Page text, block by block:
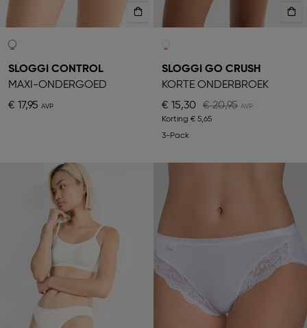
SLOGGI CONTROL
MAXI-ONDERGOED
€ 17,95
SLOGGI GO CRUSH
KORTE ONDERBROEK
€ 15,30
€ 20,95
Korting € 5,65
3-Pack